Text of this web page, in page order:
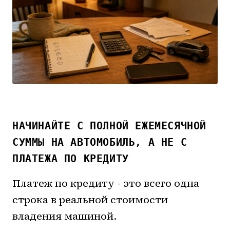
НАЧИНАЙТЕ С ПОЛНОЙ ЕЖЕМЕСЯЧНОЙ
СУММЫ НА АВТОМОБИЛЬ, А НЕ С
ПЛАТЕЖА ПО КРЕДИТУ
Платеж по кредиту - это всего одна
строка в реальной стоимости
владения машиной.